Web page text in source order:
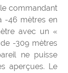
commandant
-46 mètres en
avec un «
-309 mètres
ne puisse
aperçues. Le